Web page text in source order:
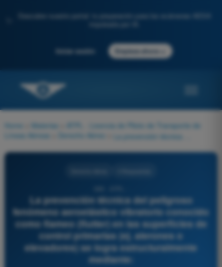
Descubre nuestro portal: tu preparación para los exámenes AESA
Iniciar sesión Empieza ahora
Home Materias
ATPL - Licencia de Piloto de Transporte de
Líneas Aéreas
Derecho Aéreo
La prevención técnica del peligroso
fenómeno aeroelástico vibratorio conocido
como flameo (flutter) en las superficies de
control primarias (ej. alerones o
elevadores) se logra estructuralmente
mediante: